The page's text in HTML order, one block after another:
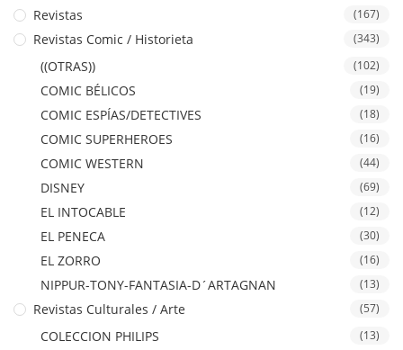
Revistas (167)
Revistas Comic / Historieta (343)
((OTRAS)) (102)
COMIC BÉLICOS (19)
COMIC ESPÍAS/DETECTIVES (18)
COMIC SUPERHEROES (16)
COMIC WESTERN (44)
DISNEY (69)
EL INTOCABLE (12)
EL PENECA (30)
EL ZORRO (16)
NIPPUR-TONY-FANTASIA-D´ARTAGNAN (13)
Revistas Culturales / Arte (57)
COLECCION PHILIPS (13)